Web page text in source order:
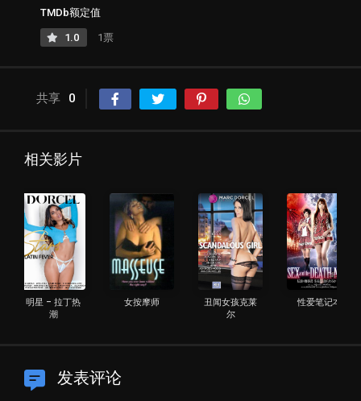
TMDb额定值
1.0 1票
共享 0
相关影片
明星 – 拉丁热
潮
女按摩师
丑闻女孩克莱
尔
性爱笔记本
发表评论